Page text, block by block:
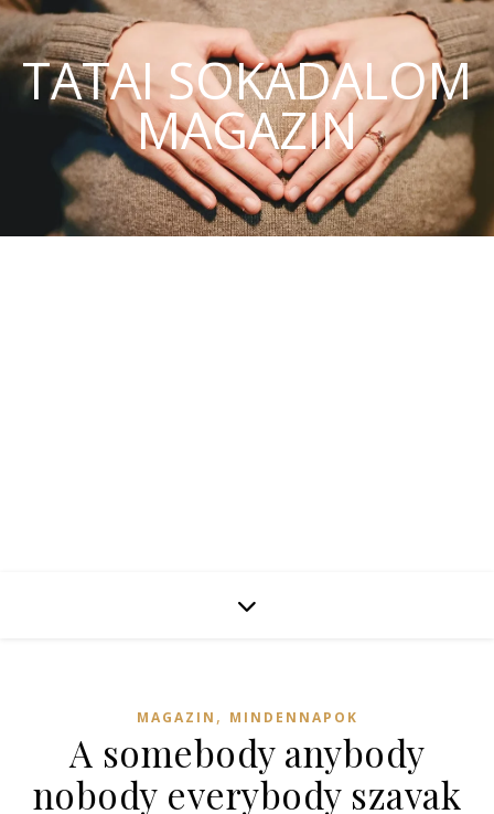
TATAI SOKADALOM
MAGAZIN
MAGAZIN , MINDENNAPOK
A somebody anybody
nobody everybody szavak